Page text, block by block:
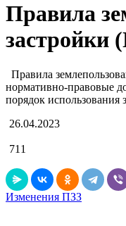
Правила
застройки
Правила
нормативно-правовые
порядок
26.04.2023
711
Изменения ПЗЗ